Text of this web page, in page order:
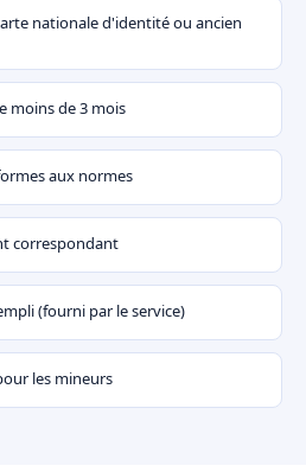
nationale d'identité ou ancien
moins de 3 mois
aux normes
correspondant
(fourni par le service)
les mineurs